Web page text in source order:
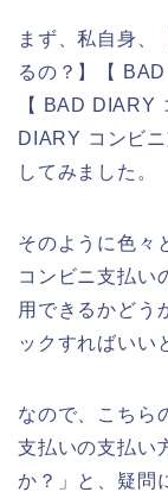
まず、私自身
るの？】【
【 BAD DIARY
DIARY コンビ
してみました。
そのように色々
コンビニ支払い
用できるかどう
ックすればいい
なので、こちら
支払いの支払い
か？」と、疑問